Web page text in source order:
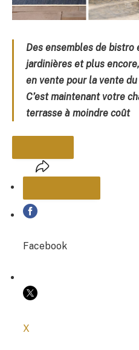
Des ensembles de
jardinières et plus
en vente pour la vente
C’est maintenant votre
terrasse à moindre coût
PARTAGER
COPIER LE LIEN
Facebook
X